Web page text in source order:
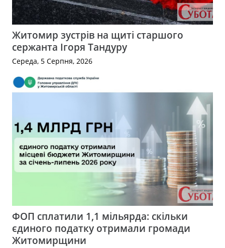
Житомир зустрів на щиті старшого
сержанта Ігоря Тандуру
Середа, 5 Серпня, 2026
ФОП сплатили 1,1 мільярда: скільки
єдиного податку отримали громади
Житомирщини